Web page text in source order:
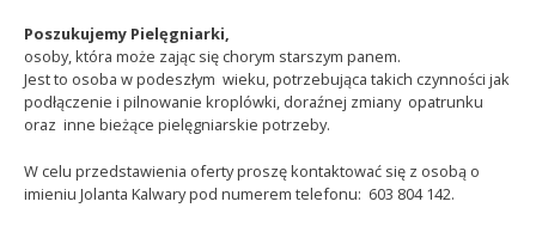
Poszukujemy Pielęgniarki,
osoby, która może zając się chorym starszym panem.
Jest to osoba w podeszłym wieku, potrzebująca takich czynności jak
podłączenie i pilnowanie kroplówki, doraźnej zmiany opatrunku
oraz inne bieżące pielęgniarskie potrzeby.
W celu przedstawienia oferty proszę kontaktować się z osobą o
imieniu Jolanta Kalwary pod numerem telefonu: 603 804 142.